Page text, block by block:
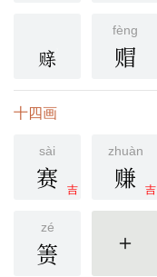
fèng
赗
十四画
sài
吉
赛
zhuàn
吉
赚
zé
箦 更多